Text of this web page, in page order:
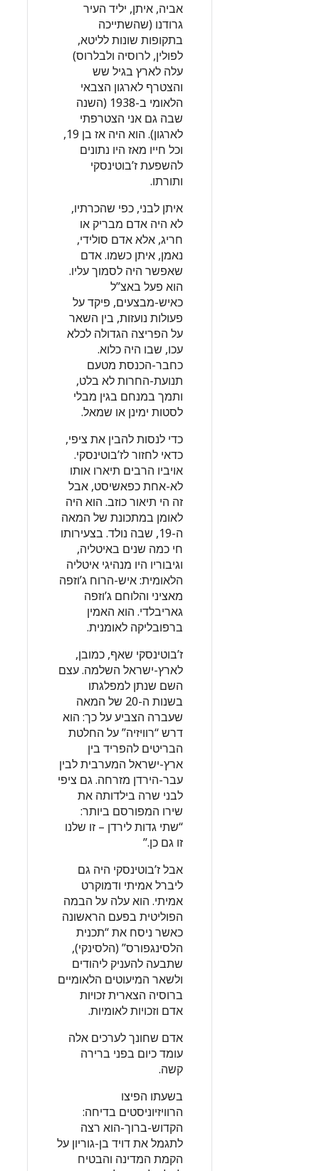
אביה, איתן, יליד העיר
גרודנו (שהשתייכה
בתקופות שונות לליטא,
לפולין, לרוסיה ולבלרוס)
עלה לארץ בגיל שש
והצטרף לארגון הצבאי
הלאומי ב-1938 (השנה
שבה גם אני הצטרפתי
לארגון). הוא היה אז בן 19,
וכל חייו מאז היו נתונים
להשפעת ז’בוטינסקי
ותורתו.
איתן לבני, כפי שהכרתיו,
לא היה אדם מבריק או
חריג, אלא אדם סולידי,
נאמן, איתן כשמו. אדם
שאפשר היה לסמוך עליו.
הוא פעל באצ”ל
כאיש-מבצעים, פיקד על
פעולות נועזות, בין השאר
על הפריצה הגדולה לכלא
עכו, שבו היה כלוא.
כחבר-הכנסת מטעם
תנועת-החרות לא בלט,
ותמך במנחם בגין מבלי
לסטות ימינן או שמאל.
כדי לנסות להבין את ציפי,
כדאי לחזור לז’בוטינסקי.
אויביו הרבים תיארו אותו
לא-אחת כפאשיסט, אבל
זה הי תיאור כוזב. הוא היה
לאומן במתכונת של המאה
ה-19, שבה נולד. בצעירותו
חי כמה שנים באיטליה,
וגיבוריו היו מנהיגי איטליה
הלאומית: איש-הרוח ג’וזפה
מאציני והלוחם ג’וזפה
גאריבלדי. הוא האמין
ברפובליקה לאומנית.
ז’בוטינסקי שאף, כמובן,
לארץ-ישראל השלמה. עצם
השם שנתן למפלגתו
בשנות ה-20 של המאה
שעברה הצביע על כך: הוא
דרש “רוויזיה” על החלטת
הבריטים להפריד בין
ארץ-ישראל המערבית לבין
עבר-הירדן מזרחה. גם ציפי
לבני שרה בילדותה את
שירו המפורסם ביותר:
“שתי גדות לירדן – זו שלנו
זו גם כן.”
אבל ז’בוטינסקי היה גם
ליברל אמיתי ודמוקרט
אמיתי. הוא עלה על הבמה
הפוליטית בפעם הראשונה
כאשר ניסח את “תכנית
הלסינגפורס” (הלסינקי),
שתבעה להעניק ליהודים
ולשאר המיעוטים הלאומיים
ברוסיה הצארית זכויות
אדם וזכויות לאומיות.
אדם שחונך לערכים אלה
עומד כיום בפני ברירה
קשה.
בשעתו הפיצו
הרוויזיוניסטים בדיחה:
הקדוש-ברוך-הוא רצה
לתגמל את דויד בן-גוריון על
הקמת המדינה והבטיח